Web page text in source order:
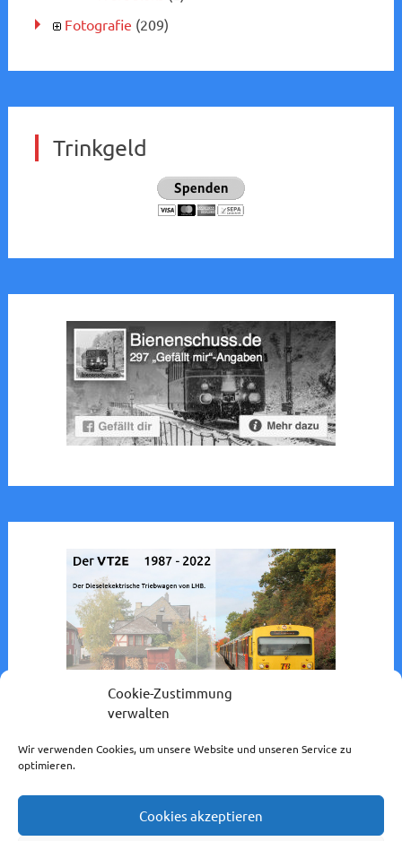
Cookie-Zustimmung
verwalten
Wir verwenden Cookies, um unsere Website und unseren Service zu
optimieren.
Cookies akzeptieren
Fotografie (209)
Trinkgeld